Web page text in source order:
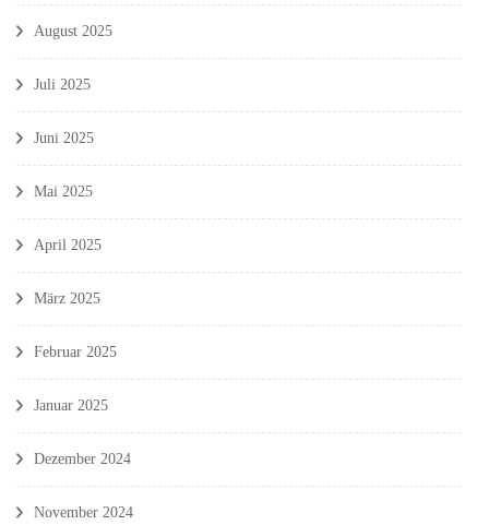
August 2025
Juli 2025
Juni 2025
Mai 2025
April 2025
März 2025
Februar 2025
Januar 2025
Dezember 2024
November 2024